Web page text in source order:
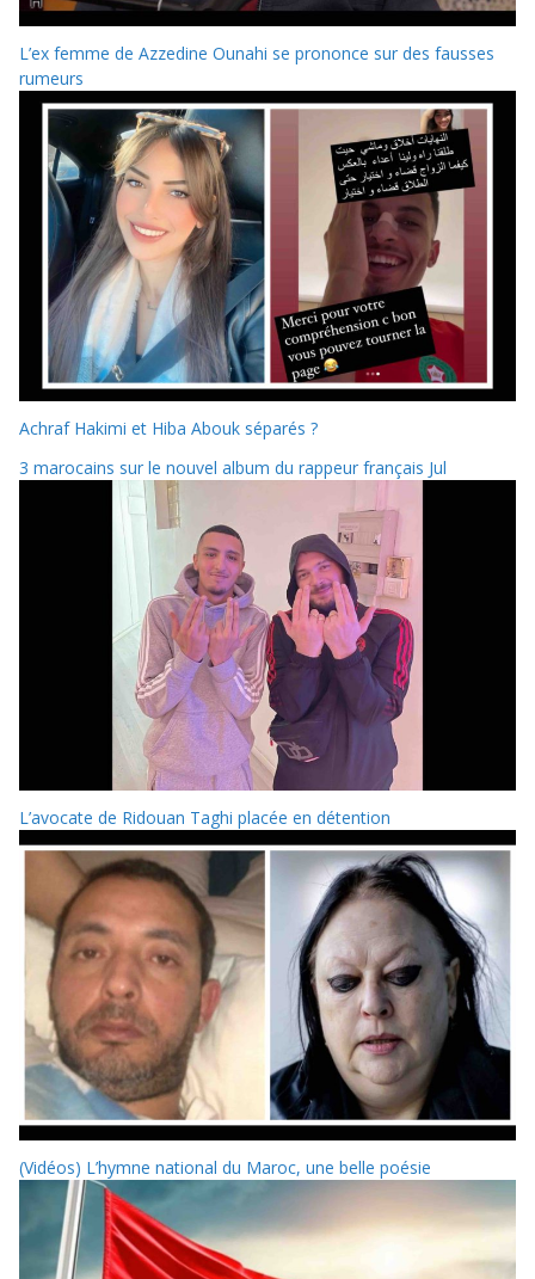
L’ex femme de Azzedine Ounahi se prononce sur des fausses
rumeurs
Achraf Hakimi et Hiba Abouk séparés ?
3 marocains sur le nouvel album du rappeur français Jul
L’avocate de Ridouan Taghi placée en détention
(Vidéos) L’hymne national du Maroc, une belle poésie